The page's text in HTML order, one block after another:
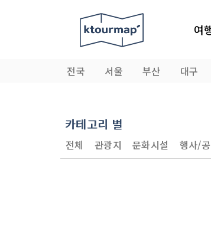
여
전국 서울 부산 대구
카테고리 별
전체 관광지 문화시설 행사/